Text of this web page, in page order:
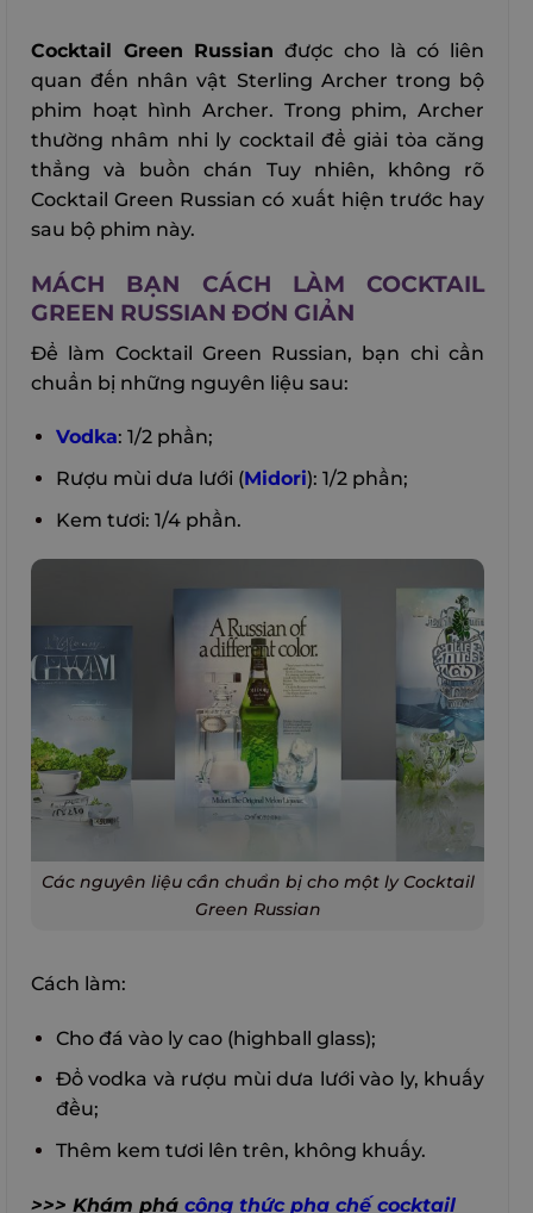
Cocktail Green Russian được cho là có liên
quan đến nhân vật Sterling Archer trong bộ
phim hoạt hình Archer. Trong phim, Archer
thường nhâm nhi ly cocktail để giải tỏa căng
thẳng và buồn chán Tuy nhiên, không rõ
Cocktail Green Russian có xuất hiện trước hay
sau bộ phim này.
MÁCH BẠN CÁCH LÀM COCKTAIL
GREEN RUSSIAN ĐƠN GIẢN
Để làm Cocktail Green Russian, bạn chỉ cần
chuẩn bị những nguyên liệu sau:
Vodka: 1/2 phần;
Rượu mùi dưa lưới (Midori): 1/2 phần;
Kem tươi: 1/4 phần.
Các nguyên liệu cần chuẩn bị cho một ly Cocktail
Green Russian
Cách làm:
Cho đá vào ly cao (highball glass);
Đổ vodka và rượu mùi dưa lưới vào ly, khuấy
đều;
Thêm kem tươi lên trên, không khuấy.
>>> Khám phá công thức pha chế cocktail